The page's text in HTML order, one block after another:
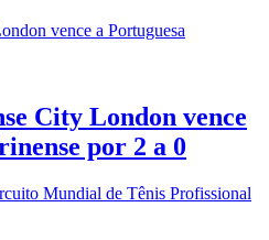
City London vence
por 2 a 0